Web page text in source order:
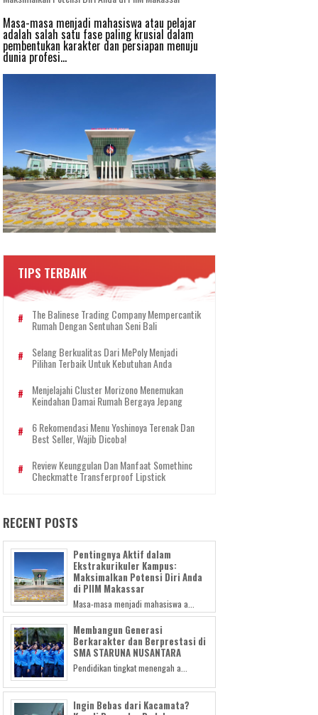
Masa-masa menjadi mahasiswa atau pelajar
adalah salah satu fase paling krusial dalam
pembentukan karakter dan persiapan menuju
dunia profesi...
TIPS TERBAIK
The Balinese Trading Company Mempercantik
Rumah Dengan Sentuhan Seni Bali
Selang Berkualitas Dari MePoly Menjadi
Pilihan Terbaik Untuk Kebutuhan Anda
Menjelajahi Cluster Morizono Menemukan
Keindahan Damai Rumah Bergaya Jepang
6 Rekomendasi Menu Yoshinoya Terenak Dan
Best Seller, Wajib Dicoba!
Review Keunggulan Dan Manfaat Somethinc
Checkmatte Transferproof Lipstick
RECENT POSTS
Pentingnya Aktif dalam
Ekstrakurikuler Kampus:
Maksimalkan Potensi Diri Anda
di PIIM Makassar
Masa-masa menjadi mahasiswa a...
Membangun Generasi
Berkarakter dan Berprestasi di
SMA STARUNA NUSANTARA
Pendidikan tingkat menengah a...
Ingin Bebas dari Kacamata?